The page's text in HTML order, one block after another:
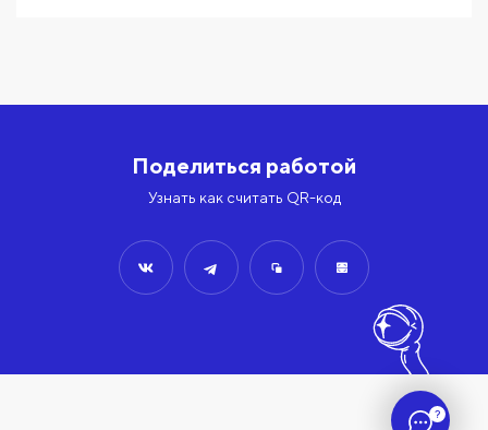
?
Поделиться работой
Узнать как считать QR-код